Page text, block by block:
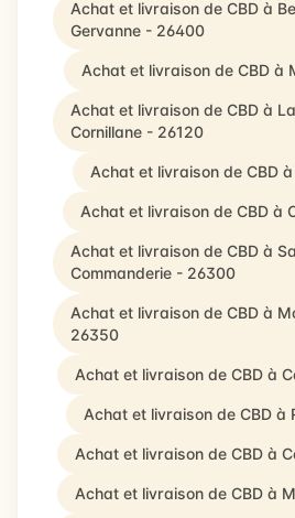
Achat et livraison de CBD à
Gervanne - 26400
Achat et livraison de CBD à
Achat et livraison de CBD à
Cornillane - 26120
Achat et livraison de CBD
Achat et livraison de CBD à
Achat et livraison de CBD à
Commanderie - 26300
Achat et livraison de CBD à
26350
Achat et livraison de CBD à
Achat et livraison de CBD à
Achat et livraison de CBD à
Achat et livraison de CBD à